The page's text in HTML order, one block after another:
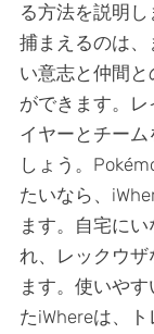
る方法を説明
捕まえるのは
い意志と仲間
ができます。
イヤーとチー
しょう。
たいなら、
ます。自宅に
れ、レックウ
ます。使いや
たiWhereは、